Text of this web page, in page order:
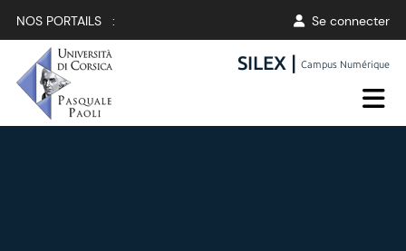
NOS PORTAILS : Se connecter
SILEX |Campus Numérique